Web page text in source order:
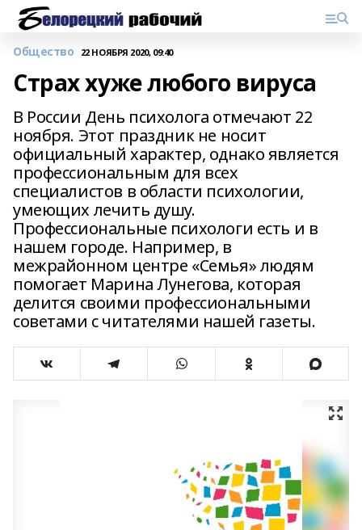
Общество 22 НОЯБРЯ 2020, 09:40
Страх хуже любого вируса
В России День психолога отмечают 22
ноября. Этот праздник не носит
официальный характер, однако является
профессиональным для всех
специалистов в области психологии,
умеющих лечить душу.
Профессиональные психологи есть и в
нашем городе. Например, в
межрайонном центре «Семья» людям
помогает Марина Лунегова, которая
делится своими профессиональными
советами с читателями нашей газеты.